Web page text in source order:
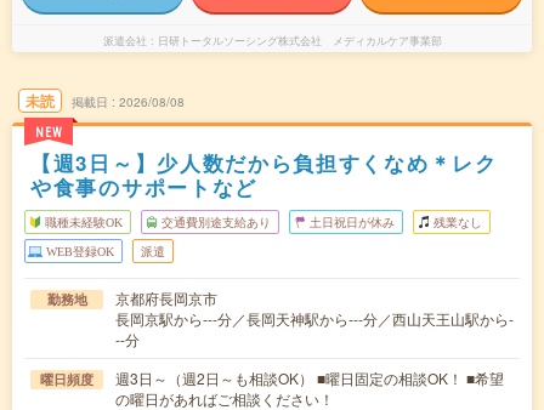
派遣会社 日研トータルソーシング株式会社 メディカルケア事業部
未読
NEW
掲載日 2026/08/08
【週3日～】少人数だから負担すくなめ＊レク
や食事のサポートなど
職種未経験OK 交通費別途支給あり 土日祝日が休み 残業なし
WEB登録OK 派遣
勤務地
京都府長岡京市
長岡京駅から---分／長岡天神駅から---分／西山天王山駅から-
--分
曜日頻度
週3日～（週2日～も相談OK） ■曜日固定の相談OK！ ■希望
の曜日があればご相談ください！